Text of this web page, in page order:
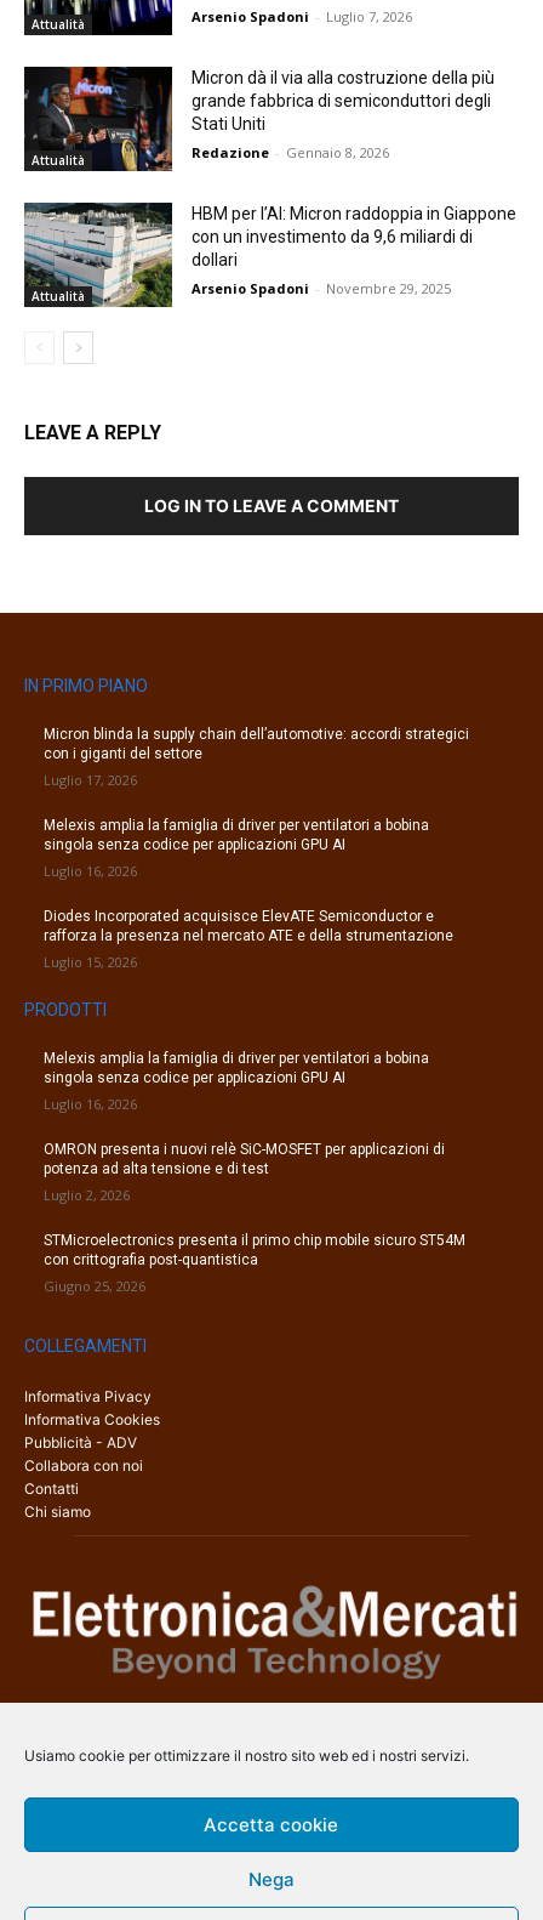
Usiamo cookie per ottimizzare il nostro sito web ed i nostri servizi.
Accetta cookie
Nega
Attualità Arsenio Spadoni - Luglio 7, 2026
Attualità
Micron dà il via alla costruzione della più
grande fabbrica di semiconduttori degli
Stati Uniti
Redazione - Gennaio 8, 2026
Attualità
HBM per l’AI: Micron raddoppia in Giappone
con un investimento da 9,6 miliardi di
dollari
Arsenio Spadoni - Novembre 29, 2025
LEAVE A REPLY
LOG IN TO LEAVE A COMMENT
IN PRIMO PIANO
Micron blinda la supply chain dell’automotive: accordi strategici
con i giganti del settore
Luglio 17, 2026
Melexis amplia la famiglia di driver per ventilatori a bobina
singola senza codice per applicazioni GPU AI
Luglio 16, 2026
Diodes Incorporated acquisisce ElevATE Semiconductor e
rafforza la presenza nel mercato ATE e della strumentazione
Luglio 15, 2026
PRODOTTI
Melexis amplia la famiglia di driver per ventilatori a bobina
singola senza codice per applicazioni GPU AI
Luglio 16, 2026
OMRON presenta i nuovi relè SiC-MOSFET per applicazioni di
potenza ad alta tensione e di test
Luglio 2, 2026
STMicroelectronics presenta il primo chip mobile sicuro ST54M
con crittografia post-quantistica
Giugno 25, 2026
COLLEGAMENTI
Informativa Pivacy
Informativa Cookies
Pubblicità - ADV
Collabora con noi
Contatti
Chi siamo
una copertura a 360° che coinvolge tecnologie, prodotti, mercati e
info@arscommunication.it
SEGUICI